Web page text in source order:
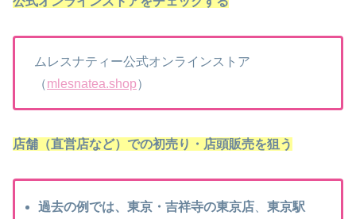
ムレスナティー公式オンラインストア
（mlesnatea.shop）
店舗（直営店など）での初売り・店頭販売を狙う
過去の例では、東京・吉祥寺の東京店 、東京駅